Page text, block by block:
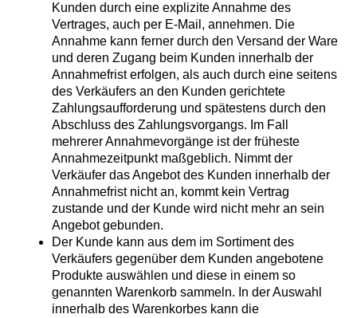
Kunden durch eine explizite Annahme des
Vertrages, auch per E-Mail, annehmen. Die
Annahme kann ferner durch den Versand der Ware
und deren Zugang beim Kunden innerhalb der
Annahmefrist erfolgen, als auch durch eine seitens
des Verkäufers an den Kunden gerichtete
Zahlungsaufforderung und spätestens durch den
Abschluss des Zahlungsvorgangs. Im Fall
mehrerer Annahmevorgänge ist der früheste
Annahmezeitpunkt maßgeblich. Nimmt der
Verkäufer das Angebot des Kunden innerhalb der
Annahmefrist nicht an, kommt kein Vertrag
zustande und der Kunde wird nicht mehr an sein
Angebot gebunden.
Der Kunde kann aus dem im Sortiment des
Verkäufers gegenüber dem Kunden angebotene
Produkte auswählen und diese in einem so
genannten Warenkorb sammeln. In der Auswahl
innerhalb des Warenkorbes kann die